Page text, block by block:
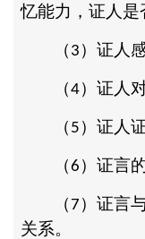
忆能力，证人
（ 3 ）证人
（4）证人
（ 5 ）证人
（6 ）证言
（ 7 ）证言
关系。